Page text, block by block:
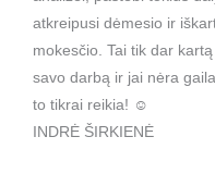
atkreipusi dėmesio ir
mokesčio. Tai tik dar
savo darbą ir jai nėra
to tikrai reikia! ☺️
INDRĖ ŠIRKIENĖ